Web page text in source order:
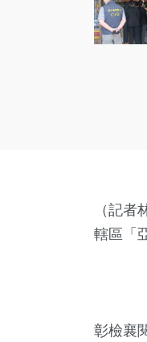
（記
轄區「
彰檢襄